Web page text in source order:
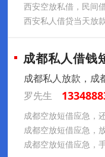
西安空放私借，民间
西安私人借贷当天放
成都私人借钱
成都私人放款，成
罗先生
成都空放短借应急，
成都空放短借应急，
成都空放短借应急，